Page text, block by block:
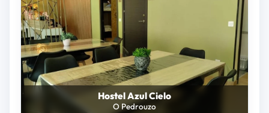
Hostel Azul Cielo
O Pedrouzo